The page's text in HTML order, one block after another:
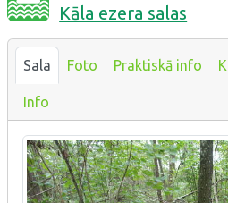
Kāla ezera salas
Sala Foto Praktiskā info
Info